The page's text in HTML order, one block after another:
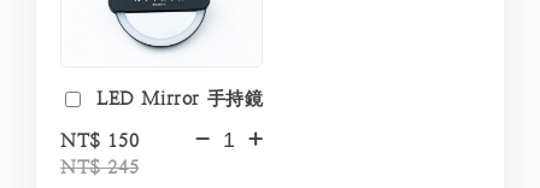
LED Mirror 手持鏡
NT$ 150
NT$ 245
- +